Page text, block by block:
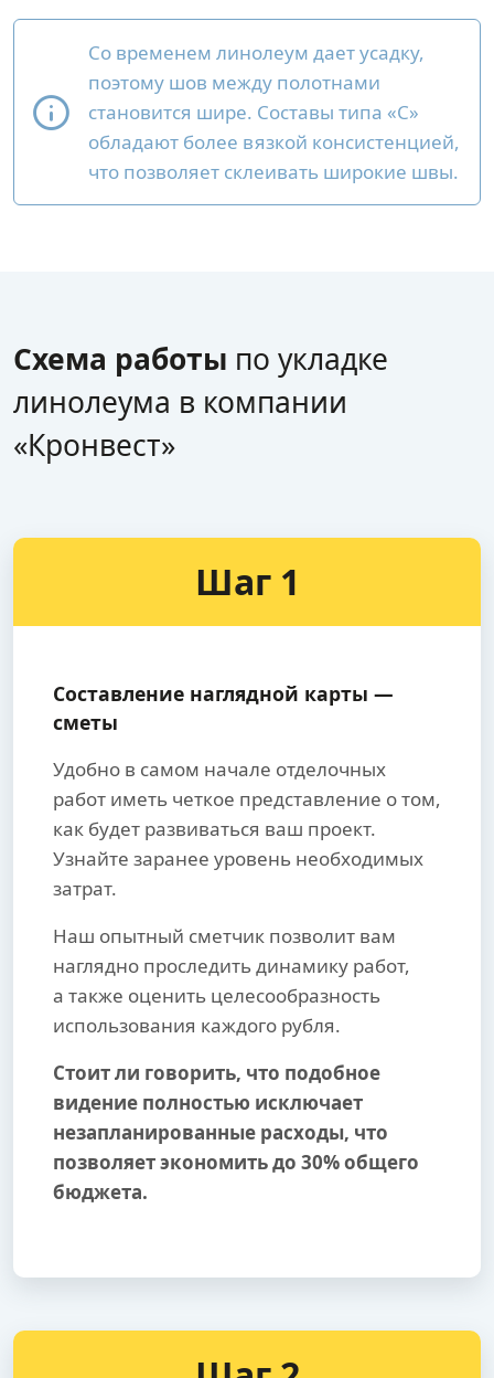
Со временем линолеум дает усадку,
поэтому шов между полотнами
становится шире. Составы типа «С»
обладают более вязкой консистенцией,
что позволяет склеивать широкие швы.
Схема работы по укладке
линолеума в компании
«Кронвест»
Шаг 1
Составление наглядной карты —
сметы
Удобно в самом начале отделочных
работ иметь четкое представление о том,
как будет развиваться ваш проект.
Узнайте заранее уровень необходимых
затрат.
Наш опытный сметчик позволит вам
наглядно проследить динамику работ,
а также оценить целесообразность
использования каждого рубля.
Стоит ли говорить, что подобное
видение полностью исключает
незапланированные расходы, что
позволяет экономить до 30% общего
бюджета.